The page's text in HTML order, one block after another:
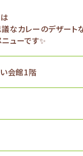
なカレーのデザート
ューです✨
会館1階